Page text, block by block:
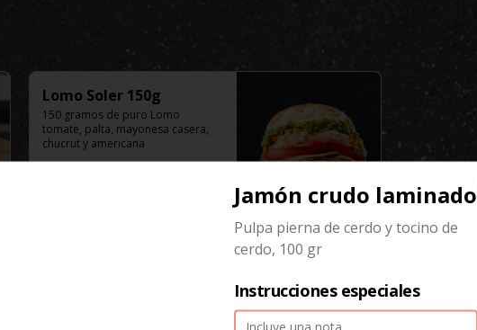
Lomo Soler 150g
150 gramos de puro Lomo
tomate, palta, mayonesa casera,
chucrut y americana
Jamón crudo laminado
Pulpa pierna de cerdo y tocino de
cerdo, 100 gr
Instrucciones especiales